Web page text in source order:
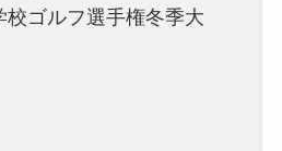
校ゴルフ選手権冬季大